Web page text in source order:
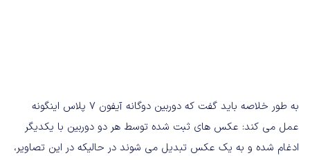
به طور خلاصه باید گفت که دوربین دوگانه آیفون 7 پلاس اینگونه
عمل می کند: عکس های ثبت شده توسط هر دو دوربین با یکدیگر
ادغام شده و به یک عکس تبدیل می شوند در حالیکه در این تصاویر،